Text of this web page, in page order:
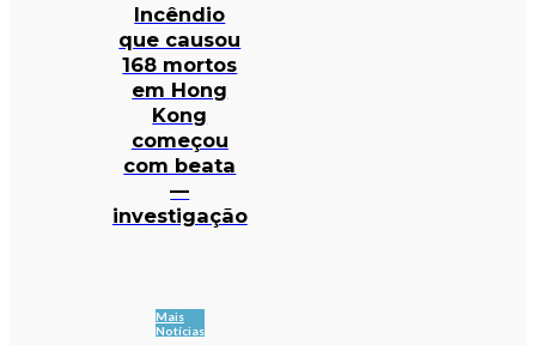
Incêndio
que causou
168 mortos
em Hong
Kong
começou
com beata
—
investigação
Mais
Notícias